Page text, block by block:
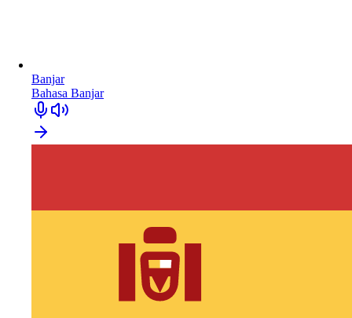
Banjar
Bahasa Banjar